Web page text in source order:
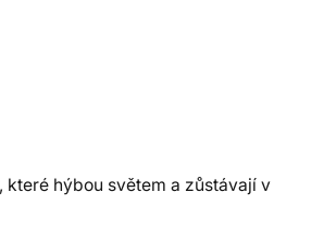
hýbou světem a zůstávají v